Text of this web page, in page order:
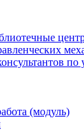
(модуль)